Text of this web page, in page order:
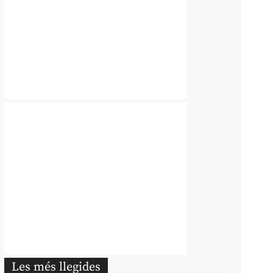
Les més llegides